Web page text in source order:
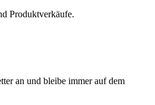
Produktverkäufe.
an und bleibe immer auf dem